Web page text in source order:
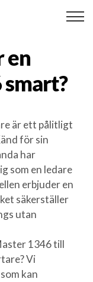
en
smart?
är ett pålitligt
för sin
har
som en ledare
erbjuder en
säkerställer
utan
1346 till
Vi
kan